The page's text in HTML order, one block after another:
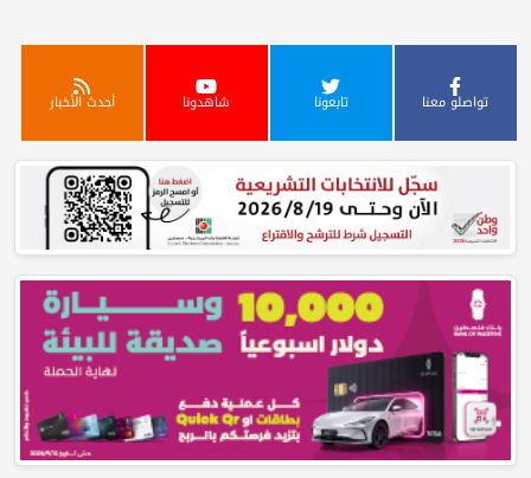
تواصلو معنا تابعونا شاهدونا أحدث الأخبار